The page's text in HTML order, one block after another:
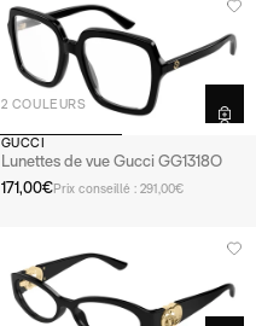
2 COULEURS
GUCCI
Lunettes de vue Gucci GG1318O
171,00€Prix conseillé : 291,00€